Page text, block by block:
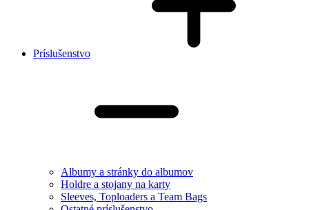
Príslušenstvo
Albumy a stránky do albumov
Holdre a stojany na karty
Sleeves, Toploaders a Team Bags